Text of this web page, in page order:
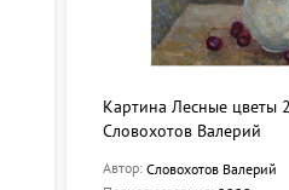
Картина Лесные цветы
Словохотов Валерий
Автор: Словохотов Валерий